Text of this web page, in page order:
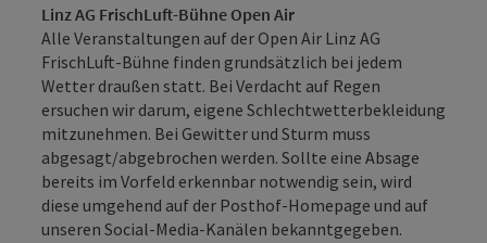
Linz AG FrischLuft-Bühne Open Air
Alle Veranstaltungen auf der Open Air Linz AG
FrischLuft-Bühne finden grundsätzlich bei jedem
Wetter draußen statt. Bei Verdacht auf Regen
ersuchen wir darum, eigene Schlechtwetterbekleidung
mitzunehmen. Bei Gewitter und Sturm muss
abgesagt/abgebrochen werden. Sollte eine Absage
bereits im Vorfeld erkennbar notwendig sein, wird
diese umgehend auf der Posthof-Homepage und auf
unseren Social-Media-Kanälen bekanntgegeben.